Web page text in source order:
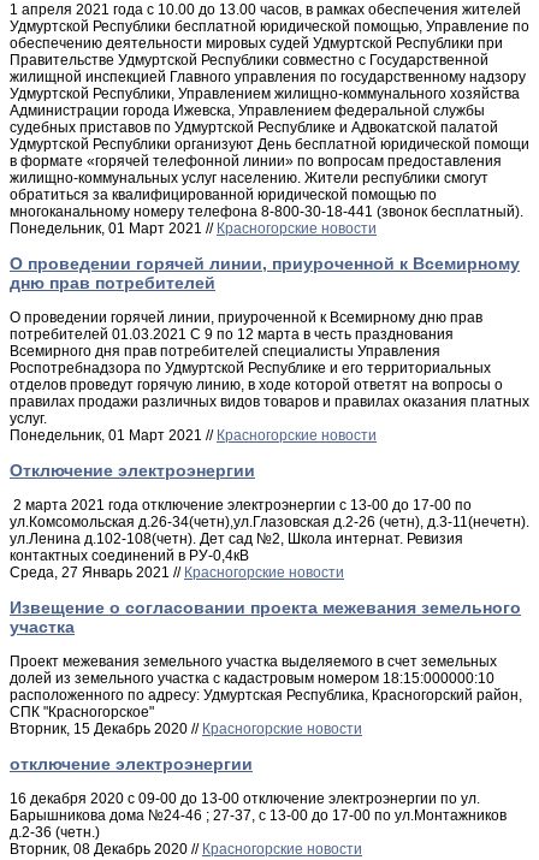
1 апреля 2021 года с 10.00 до 13.00 часов, в рамках обеспечения жителей
Удмуртской Республики бесплатной юридической помощью, Управление по
обеспечению деятельности мировых судей Удмуртской Республики при
Правительстве Удмуртской Республики совместно с Государственной
жилищной инспекцией Главного управления по государственному надзору
Удмуртской Республики, Управлением жилищно-коммунального хозяйства
Администрации города Ижевска, Управлением федеральной службы
судебных приставов по Удмуртской Республике и Адвокатской палатой
Удмуртской Республики организуют День бесплатной юридической помощи
в формате «горячей телефонной линии» по вопросам предоставления
жилищно-коммунальных услуг населению. Жители республики смогут
обратиться за квалифицированной юридической помощью по
многоканальному номеру телефона 8-800-30-18-441 (звонок бесплатный).
Понедельник, 01 Март 2021 // Красногорские новости
О проведении горячей линии, приуроченной к Всемирному
дню прав потребителей
О проведении горячей линии, приуроченной к Всемирному дню прав
потребителей 01.03.2021 С 9 по 12 марта в честь празднования
Всемирного дня прав потребителей специалисты Управления
Роспотребнадзора по Удмуртской Республике и его территориальных
отделов проведут горячую линию, в ходе которой ответят на вопросы о
правилах продажи различных видов товаров и правилах оказания платных
услуг.
Понедельник, 01 Март 2021 // Красногорские новости
Отключение электроэнергии
2 марта 2021 года отключение электроэнергии с 13-00 до 17-00 по
ул.Комсомольская д.26-34(четн),ул.Глазовская д.2-26 (четн), д.3-11(нечетн).
ул.Ленина д.102-108(четн). Дет сад №2, Школа интернат. Ревизия
контактных соединений в РУ-0,4кВ
Среда, 27 Январь 2021 // Красногорские новости
Извещение о согласовании проекта межевания земельного
участка
Проект межевания земельного участка выделяемого в счет земельных
долей из земельного участка с кадастровым номером 18:15:000000:10
расположенного по адресу: Удмуртская Республика, Красногорский район,
СПК "Красногорское"
Вторник, 15 Декабрь 2020 // Красногорские новости
отключение электроэнергии
16 декабря 2020 с 09-00 до 13-00 отключение электроэнергии по ул.
Барышникова дома №24-46 ; 27-37, с 13-00 до 17-00 по ул.Монтажников
д.2-36 (четн.)
Вторник, 08 Декабрь 2020 // Красногорские новости